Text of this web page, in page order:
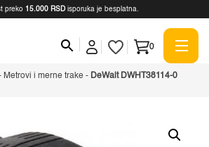
preko 15.000 RSD isporuka je besplatna.
0
Metrovi i merne trake - DeWalt DWHT38114-0